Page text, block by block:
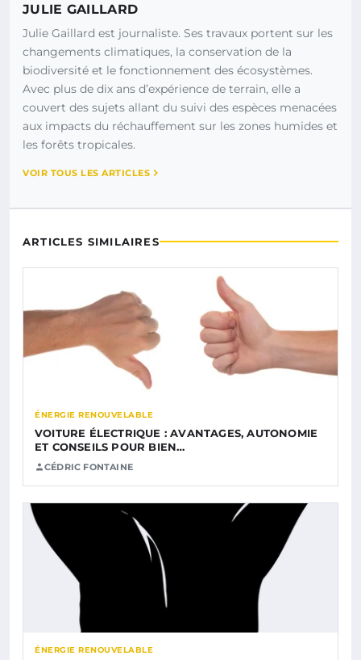
JULIE GAILLARD
Julie Gaillard est journaliste. Ses travaux portent sur les
changements climatiques, la conservation de la
biodiversité et le fonctionnement des écosystèmes.
Avec plus de dix ans d’expérience de terrain, elle a
couvert des sujets allant du suivi des espèces menacées
aux impacts du réchauffement sur les zones humides et
les forêts tropicales.
VOIR TOUS LES ARTICLES
ARTICLES SIMILAIRES
ÉNERGIE RENOUVELABLE
VOITURE ÉLECTRIQUE : AVANTAGES, AUTONOMIE
ET CONSEILS POUR BIEN…
CÉDRIC FONTAINE
ÉNERGIE RENOUVELABLE